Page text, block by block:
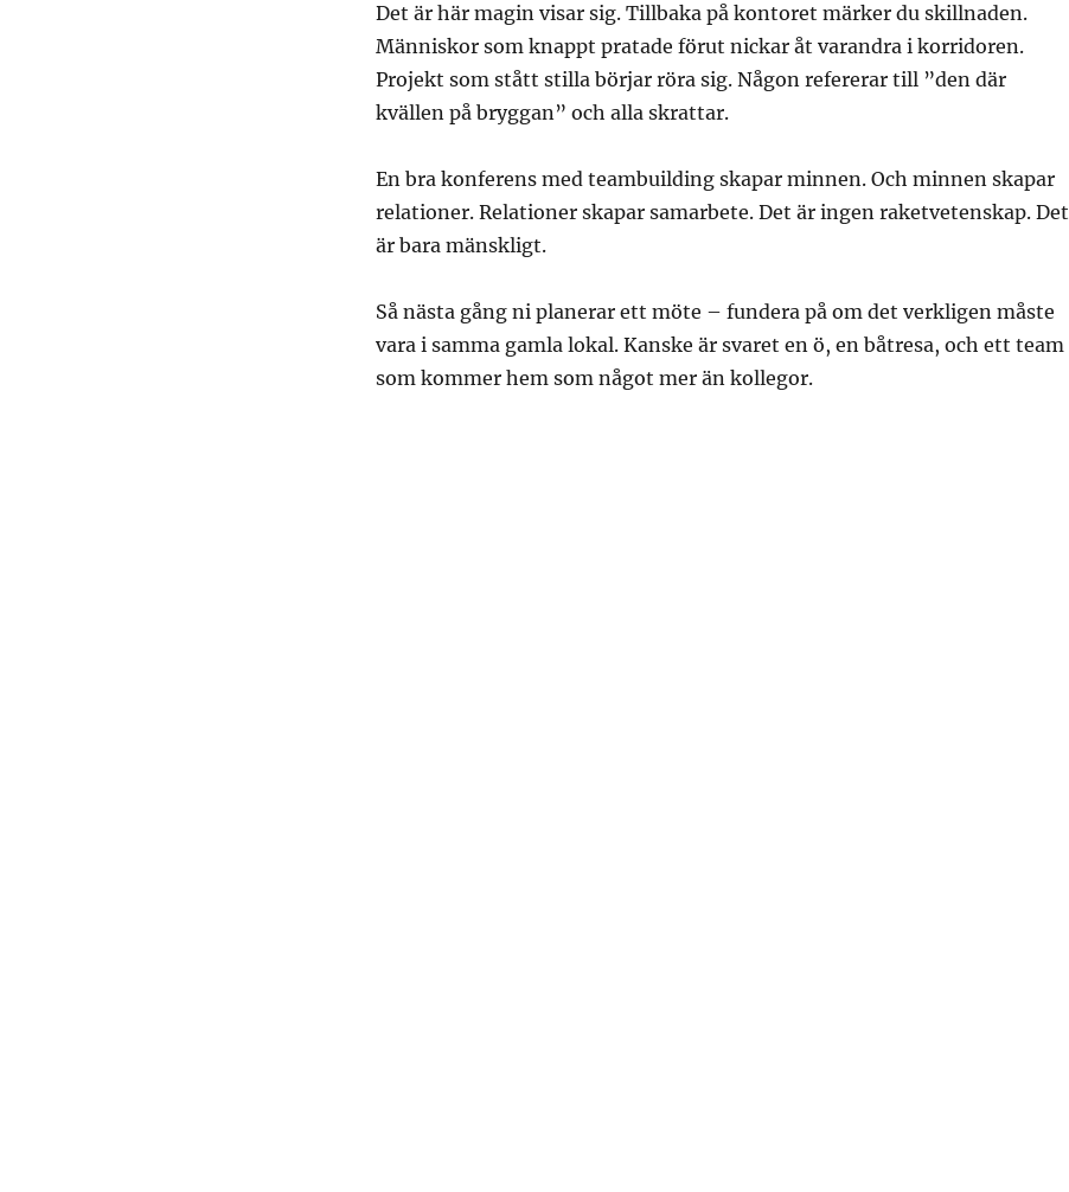
Det är här magin visar sig. Tillbaka på kontoret märker du skillnaden.
Människor som knappt pratade förut nickar åt varandra i korridoren.
Projekt som stått stilla börjar röra sig. Någon refererar till ”den där
kvällen på bryggan” och alla skrattar.
En bra konferens med teambuilding skapar minnen. Och minnen skapar
relationer. Relationer skapar samarbete. Det är ingen raketvetenskap. Det
är bara mänskligt.
Så nästa gång ni planerar ett möte – fundera på om det verkligen måste
vara i samma gamla lokal. Kanske är svaret en ö, en båtresa, och ett team
som kommer hem som något mer än kollegor.